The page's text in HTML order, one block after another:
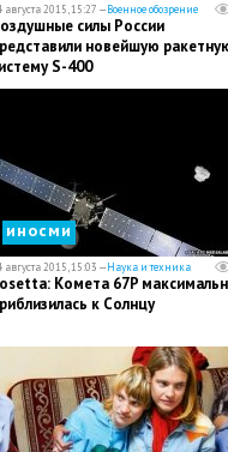
августа 2015, 15:27 —Военное обозрение
силы России
новейшую
S-400
иносми
августа 2015, 15:03 —Наука и техника
Комета 67P
к Солнцу